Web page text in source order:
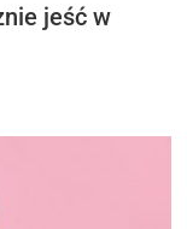
jeść w